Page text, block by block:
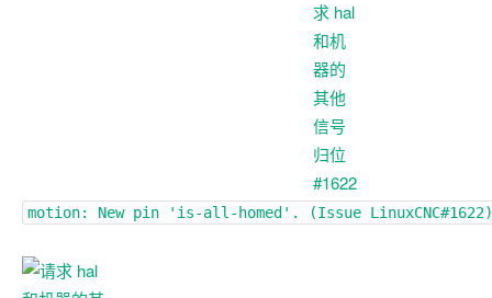
motion: New pin 'is-all-homed'. (Issue LinuxCNC#1622)